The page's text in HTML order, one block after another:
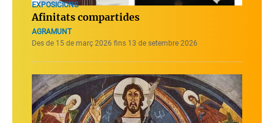
EXPOSICIONS
Afinitats compartides
AGRAMUNT
Des de 15 de març 2026 fins 13 de setembre 2026